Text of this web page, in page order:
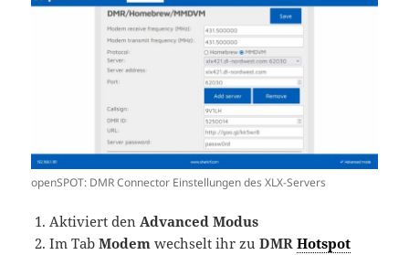
openSPOT: DMR Connector Einstellungen des XLX-Servers
Aktiviert denAdvanced Modus
Im TabModem wechselt ihr zuDMRHotspot